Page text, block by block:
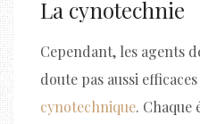
La cynotechnie
Cependant, les agents
doute pas aussi
cynotechnique. Chaque